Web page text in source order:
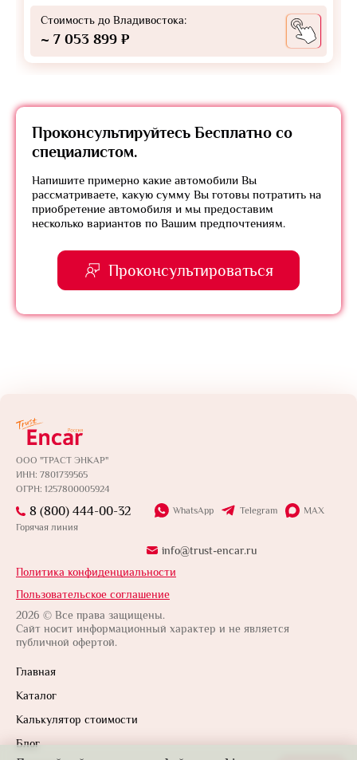
Стоимость до Владивостока:
~ 7 053 899 ₽
Проконсультируйтесь Бесплатно со
специалистом.
Напишите примерно какие автомобили Вы
рассматриваете, какую сумму Вы готовы потратить на
приобретение автомобиля и мы предоставим
несколько вариантов по Вашим предпочтениям.
Проконсультироваться
ООО "ТРАСТ ЭНКАР"
ИНН: 7801739565
ОГРН: 1257800005924
Политика конфиденциальности
Пользовательское соглашение
2026 © Все права защищены.
Сайт носит информационный характер и не является
публичной офертой.
Главная
Каталог
Калькулятор стоимости
Блог
8 (800) 444-00-32
Горячая линия
WhatsApp Telegram MAX
info@trust-encar.ru